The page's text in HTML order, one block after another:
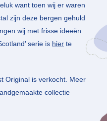
want toen wij er waren
zijn deze bergen gehuld
wij met frisse ideeën
serie is hier te
Original is verkocht. Meer
collectie